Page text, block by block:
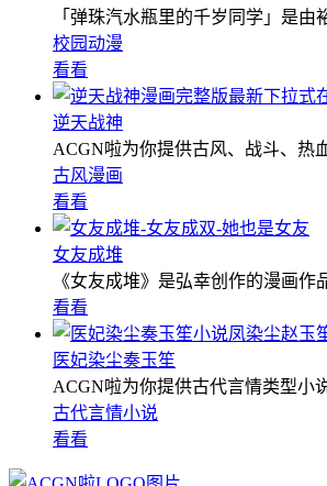
「弹珠汽水瓶里的千岁同学」是由
校园动漫
看看
逆天战神
ACGN啦为你提供古风、战斗、热
古风漫画
看看
女友成堆
《女友成堆》是弘幸创作的漫画作
看看
医妃染尘奏玉笙
ACGN啦为你提供古代言情类型小
古代言情小说
看看